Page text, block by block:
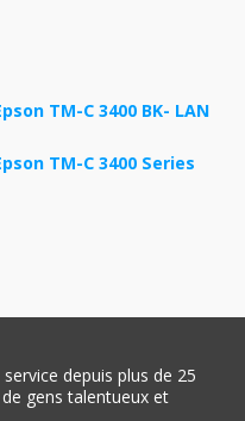
TM-C 3400 BK- LAN
TM-C 3400 Series
depuis plus de 25
gens talentueux et